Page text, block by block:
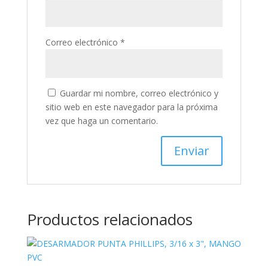
Correo electrónico *
Guardar mi nombre, correo electrónico y
sitio web en este navegador para la próxima
vez que haga un comentario.
Productos relacionados